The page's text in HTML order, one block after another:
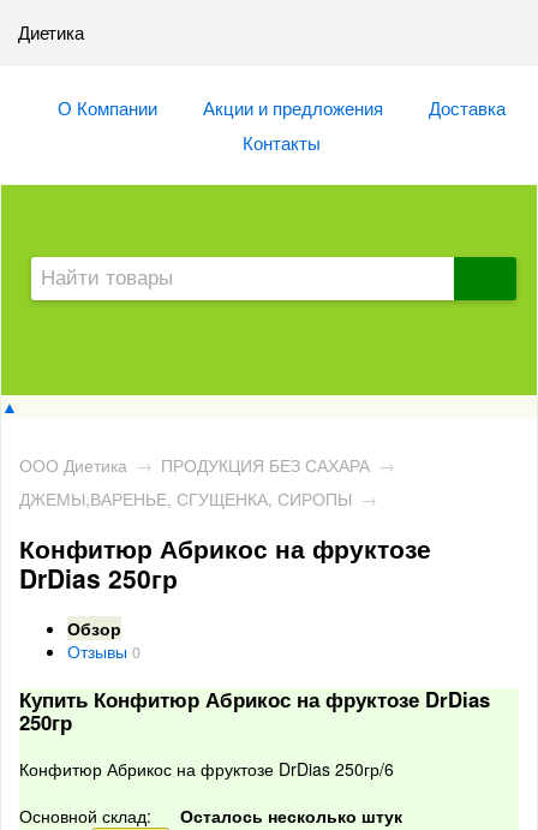
Диетика
О Компании Акции и предложения
Доставка
Контакты
▲
ООО Диетика → ПРОДУКЦИЯ БЕЗ САХАРА →
ДЖЕМЫ,ВАРЕНЬЕ, СГУЩЕНКА, СИРОПЫ →
Конфитюр Абрикос на фруктозе
DrDias 250гр
Обзор
Отзывы 0
Купить Конфитюр Абрикос на фруктозе DrDias
250гр
Конфитюр Абрикос на фруктозе DrDias 250гр/6
Основной склад:
Осталось несколько штук